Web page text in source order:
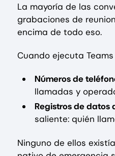
La mayoría de las
grabaciones de
encima de todo eso.
Cuando ejecuta
Números de
llamadas y
Registros de datos
saliente: quién
Ninguno de ellos